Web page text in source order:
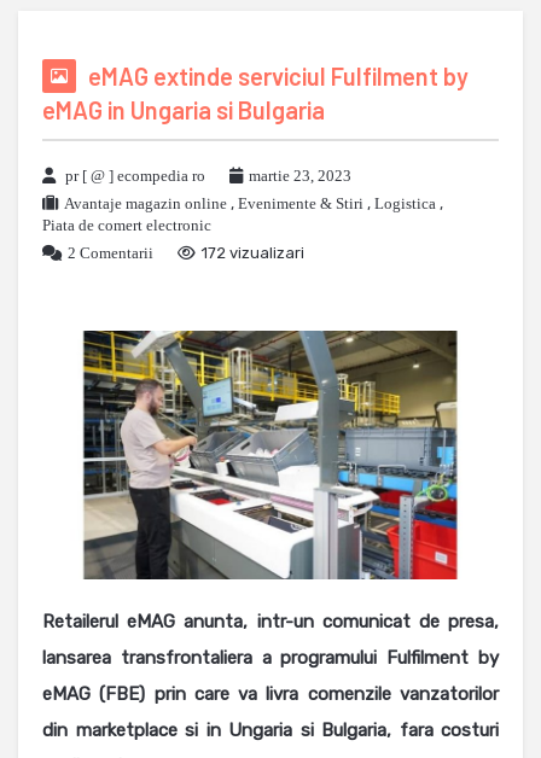
eMAG extinde serviciul Fulfilment by
eMAG in Ungaria si Bulgaria
pr [ @ ] ecompedia ro
martie 23, 2023
Avantaje magazin online , Evenimente & Stiri , Logistica ,
Piata de comert electronic
2 Comentarii
172 vizualizari
Retailerul eMAG anunta, intr-un comunicat de presa,
lansarea transfrontaliera a programului Fulfilment by
eMAG (FBE) prin care va livra comenzile vanzatorilor
din marketplace si in Ungaria si Bulgaria, fara costuri